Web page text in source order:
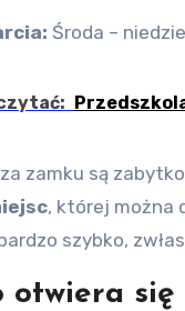
Środa –
zamku są
, której można
szybko,
otwiera się